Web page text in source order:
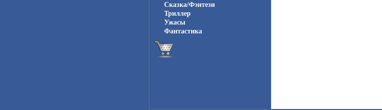
Сказка/Фэнтези
Триллер
Ужасы
Фантастика